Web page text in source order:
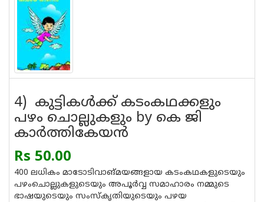
4) കുട്ടികള്‍ക്ക് കടംകഥക്കളും
പഴം ചൊല്ലുകളും by കെ ജി
കാര്‍ത്തികേയന്‍
Rs 50.00
400 ലധികം മാടോടിവാങ്മയങ്ങളായ കടംകഥകളുടെയും
പഴം‌ചൊല്ലുകളുടെയും അപൂര്‍‌വ്വ സമാഹാരം നമ്മുടെ
ഭാഷയുടെയും സംസ്കൃതിയുടെയും പഴയ